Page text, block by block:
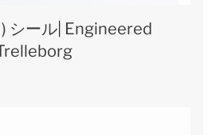
シール| Engineered